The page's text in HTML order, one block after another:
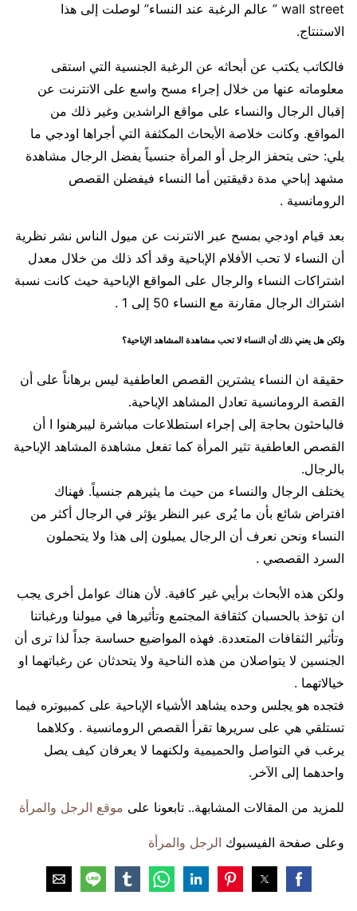
wall street ” عالم الرغبة عند النساء” لوصلت إلى هذا
الاستنتاج.
فالكاتب يكتب عن أبحاثه عن الرغبة الجنسية التي استقى
معلوماته عنها من خلال إجراء مسح واسع على الانترنت عن
إقبال الرجال والنساء على مواقع الراشدين وغير ذلك من
المواقع. وكانت خلاصة الأبحاث المكثفة التي أجراها اودجي ما
يلي: حتى يتحفز الرجل أو المرأة جنسياً يفضل الرجال مشاهدة
مشهد إباحي مدة دقيقتين أما النساء فيفضلن القصص
الرومانسية .
بعد قيام اودجي بمسح عبر الانترنت عن ميول الناس نشر نظرية
أن النساء لا تحب الأفلام الإباحية وقد أكد ذلك من خلال معدل
اشتراكات النساء والرجال على المواقع الإباحية حيث كانت نسبة
اشتراك الرجال مقارنة مع النساء 50 إلى 1 .
ولكن هل يعني ذلك أن النساء لا تحب مشاهدة المشاهد الإباحية؟
حقيقة ان النساء يشترين القصص العاطفية ليس برهاناً على أن
القصة الرومانسية تعادل المشاهد الإباحية.
فالباحثون بحاجة إلى إجراء استطلاعات مباشرة ليبرهنوا ا أن
القصص العاطفية تثير المرأة كما تفعل مشاهدة المشاهد الإباحية
بالرجال.
يختلف الرجال والنساء من حيث ما يثيرهم جنسياً. فهناك
افتراض شائع بأن ما يُرى عبر النظر يؤثر في الرجال أكثر من
النساء ونحن نعرف أن الرجال يميلون إلى هذا ولا يتحملون
السرد القصصي .
ولكن هذه الأبحاث برأيي غير كافية. لأن هناك عوامل أخرى يجب
ان تؤخذ بالحسبان كثقافة المجتمع وتأثيرها في ميولنا ورغباتنا
وتأثير الثقافات المتعددة. فهذه المواضيع حساسة جداً لذا ترى أن
الجنسين لا يتواصلان من هذه الناحية ولا يتحدثان عن رغباتهما او
خيالاتهما .
فتجده هو يجلس وحده يشاهد الأشياء الإباحية على كمبيوتره فيما
تستلقي هي على سريرها تقرأ القصص الرومانسية . وكلاهما
يرغب في التواصل والحميمية ولكنهما لا يعرفان كيف يصل
واحدهما إلى الآخر.
للمزيد من المقالات المشابهة.. تابعونا على موقع الرجل والمرأة
وعلى صفحة الفيسبوك الرجل والمرأة